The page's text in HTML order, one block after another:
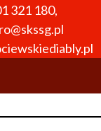
321 180,